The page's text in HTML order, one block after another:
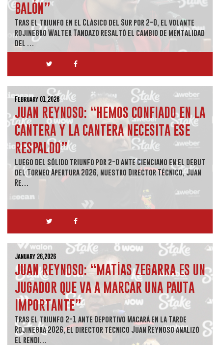
BALÓN”
Tras el triunfo en el Clásico del Sur por 2-0, el volante
rojinegro Walter Tandazo resaltó el cambio de mentalidad
del …
February 01,2026
JUAN REYNOSO: “HEMOS CONFIADO EN LA
CANTERA Y LA CANTERA NECESITA ESE
RESPALDO”
Luego del sólido triunfo por 2-0 ante Cienciano en el debut
del Torneo Apertura 2026, nuestro Director Técnico, Juan
Re…
January 26,2026
JUAN REYNOSO: “MATÍAS ZEGARRA ES UN
JUGADOR QUE VA A MARCAR UNA PAUTA
IMPORTANTE”
Tras el triunfo 2-1 ante Deportivo Macará en la Tarde
Rojinegra 2026, el director técnico Juan Reynoso analizó
el rendi…